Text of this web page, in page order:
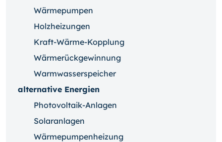
Wärmepumpen
Holzheizungen
Kraft-Wärme-Kopplung
Wärmerückgewinnung
Warmwasserspeicher
alternative Energien
Photovoltaik-Anlagen
Solaranlagen
Wärmepumpenheizung